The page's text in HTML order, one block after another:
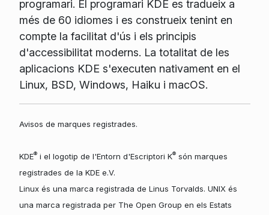
programari. El programari KDE es tradueix a
més de 60 idiomes i es construeix tenint en
compte la facilitat d'ús i els principis
d'accessibilitat moderns. La totalitat de les
aplicacions KDE s'executen nativament en el
Linux, BSD, Windows, Haiku i macOS.
Avisos de marques registrades.
KDE®i el logotip de l'Entorn d'Escriptori K®són marques
registrades de la KDE e.V.
Linux és una marca registrada de Linus Torvalds. UNIX és
una marca registrada per The Open Group en els Estats